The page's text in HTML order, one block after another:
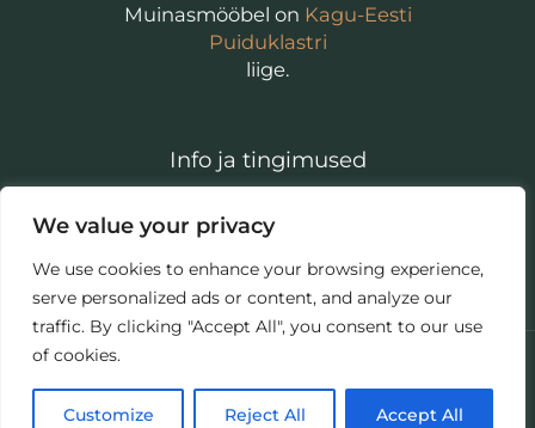
We value your privacy
We use cookies to enhance your browsing experience,
serve personalized ads or content, and analyze our
traffic. By clicking "Accept All", you consent to our use
of cookies.
Customize Reject All Accept All
Muinasmööbel on Kagu-Eesti
Puiduklastri
liige.
Info ja tingimused
Kasutajatingimused
Copyright © 2026 | Muinasmööbel